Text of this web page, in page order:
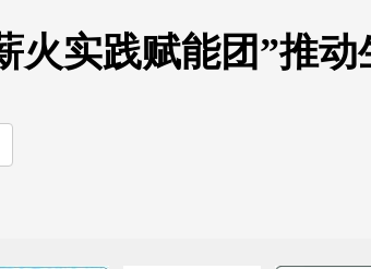
火实践赋能团”推